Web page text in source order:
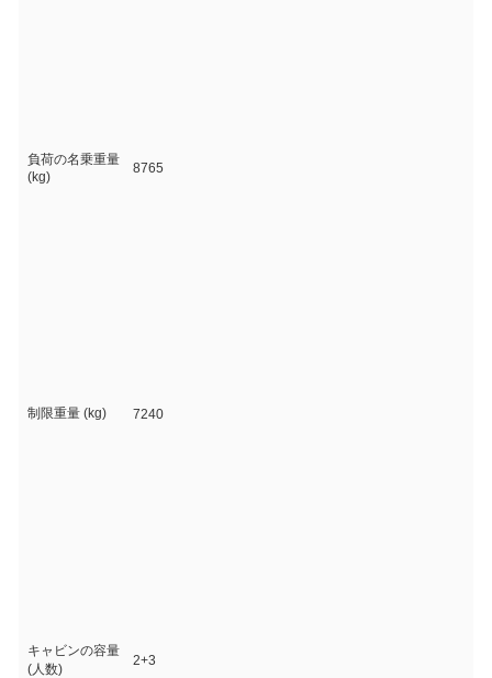
負荷の名乗重量
(kg)
8765
制限重量 (kg) 7240
キャビンの容量
(人数)
2+3